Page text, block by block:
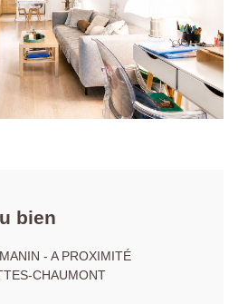
bien
- A PROXIMITÉ
CHAUMONT